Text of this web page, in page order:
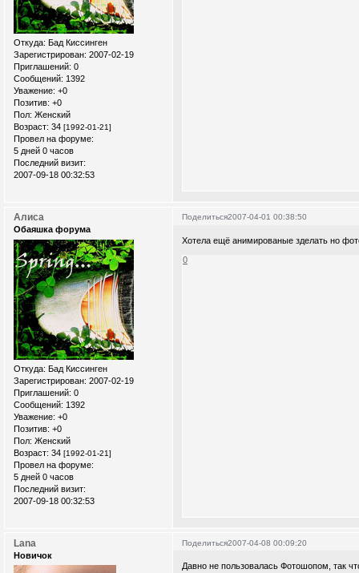
Откуда: Бад Киссинген
Зарегистрирован: 2007-02-19
Приглашений: 0
Сообщений: 1392
Уважение: +0
Позитив: +0
Пол: Женский
Возраст: 34 [1992-01-21]
Провел на форуме:
5 дней 0 часов
Последний визит:
2007-09-18 00:32:53
Поделиться2007-04-01 00:38:50
Алиса
Обаяшка форума
Откуда: Бад Киссинген
Зарегистрирован: 2007-02-19
Приглашений: 0
Сообщений: 1392
Уважение: +0
Позитив: +0
Пол: Женский
Возраст: 34 [1992-01-21]
Провел на форуме:
5 дней 0 часов
Последний визит:
2007-09-18 00:32:53
Хотела ещё анимированые зделать но
0
Поделиться2007-04-08 00:09:20
Lana
Новичок
Давно не пользовалась Фотошопом, так